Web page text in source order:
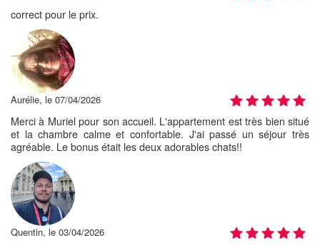
correct pour le prix.
Aurélie, le 07/04/2026
Merci à Muriel pour son accueil. L'appartement est très bien situé
et la chambre calme et confortable. J'ai passé un séjour très
agréable. Le bonus était les deux adorables chats!!
Quentin, le 03/04/2026